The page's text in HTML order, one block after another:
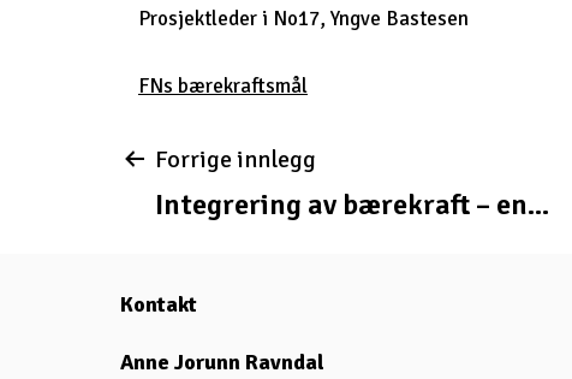
Prosjektleder i No17, Yngve Bastesen
FNs bærekraftsmål
Innleggsnavigasjon
Forrige innlegg
Integrering av bærekraft – en...
Kontakt
Anne Jorunn Ravndal